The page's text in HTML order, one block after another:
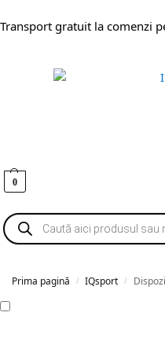
Transport gratuit la comenzi
0
Prima pagină / IQsport / Dispozitiv